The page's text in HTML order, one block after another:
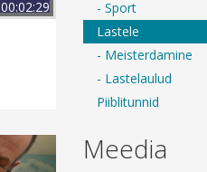
00:02:29
- Sport
Lastele
- Meisterdamine
- Lastelaulud
Piiblitunnid
Meedia